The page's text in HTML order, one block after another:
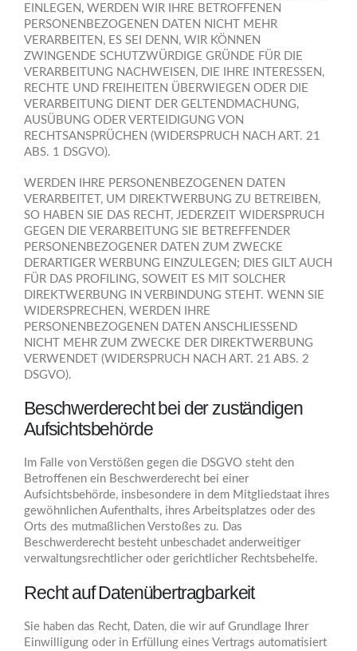
EINLEGEN, WERDEN WIR IHRE BETROFFENEN
PERSONENBEZOGENEN DATEN NICHT MEHR
VERARBEITEN, ES SEI DENN, WIR KÖNNEN
ZWINGENDE SCHUTZWÜRDIGE GRÜNDE FÜR DIE
VERARBEITUNG NACHWEISEN, DIE IHRE INTERESSEN,
RECHTE UND FREIHEITEN ÜBERWIEGEN ODER DIE
VERARBEITUNG DIENT DER GELTENDMACHUNG,
AUSÜBUNG ODER VERTEIDIGUNG VON
RECHTSANSPRÜCHEN (WIDERSPRUCH NACH ART. 21
ABS. 1 DSGVO).
WERDEN IHRE PERSONENBEZOGENEN DATEN
VERARBEITET, UM DIREKTWERBUNG ZU BETREIBEN,
SO HABEN SIE DAS RECHT, JEDERZEIT WIDERSPRUCH
GEGEN DIE VERARBEITUNG SIE BETREFFENDER
PERSONENBEZOGENER DATEN ZUM ZWECKE
DERARTIGER WERBUNG EINZULEGEN; DIES GILT AUCH
FÜR DAS PROFILING, SOWEIT ES MIT SOLCHER
DIREKTWERBUNG IN VERBINDUNG STEHT. WENN SIE
WIDERSPRECHEN, WERDEN IHRE
PERSONENBEZOGENEN DATEN ANSCHLIESSEND
NICHT MEHR ZUM ZWECKE DER DIREKTWERBUNG
VERWENDET (WIDERSPRUCH NACH ART. 21 ABS. 2
DSGVO).
Beschwerde­recht bei der zuständigen
Aufsichts­behörde
Im Falle von Verstößen gegen die DSGVO steht den
Betroffenen ein Beschwerderecht bei einer
Aufsichtsbehörde, insbesondere in dem Mitgliedstaat ihres
gewöhnlichen Aufenthalts, ihres Arbeitsplatzes oder des
Orts des mutmaßlichen Verstoßes zu. Das
Beschwerderecht besteht unbeschadet anderweitiger
verwaltungsrechtlicher oder gerichtlicher Rechtsbehelfe.
Recht auf Daten­übertrag­barkeit
Sie haben das Recht, Daten, die wir auf Grundlage Ihrer
Einwilligung oder in Erfüllung eines Vertrags automatisiert